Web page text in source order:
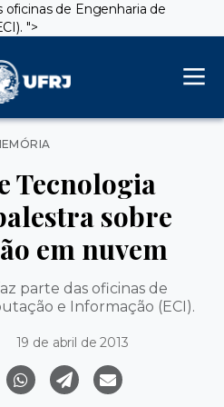
oficinas de Engenharia de
">
Categorias
Tecnologia
sobre
em nuvem
parte das oficinas de
e Informação (ECI).
19 de abril de 2013